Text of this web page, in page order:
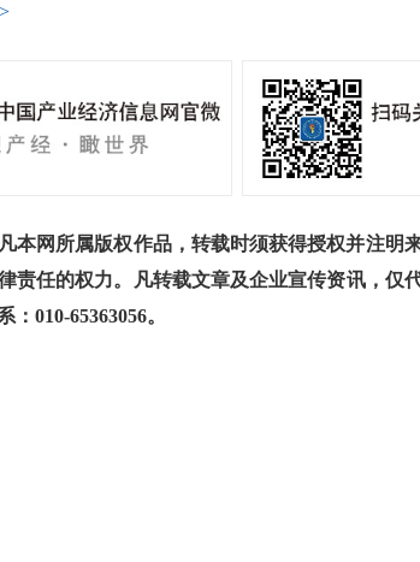
网所属版权作品，转载时须获得授权并注明
责任的权力。凡转载文章及企业宣传资讯，仅
010-65363056。